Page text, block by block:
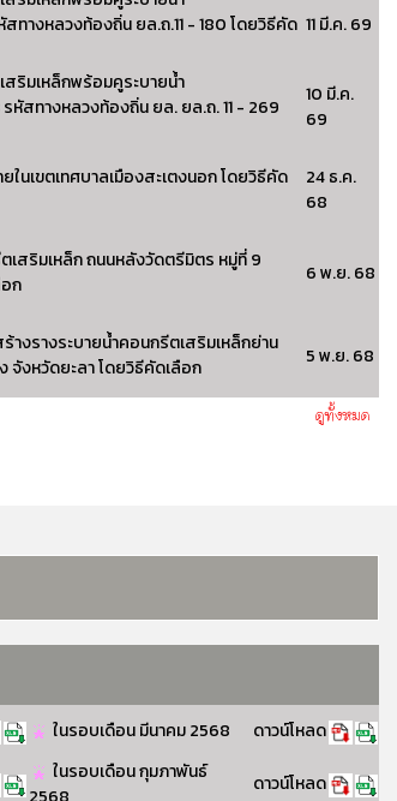
ทางหลวงท้องถิ่น ยล.ถ.11 - 180 โดยวิธีคัด 11 มี.ค. 69
สริมเหล็กพร้อมคูระบายน้ำ
หัสทางหลวงท้องถิ่น ยล. ยล.ถ. 11 - 269
10 มี.ค.
69
นเขตเทศบาลเมืองสะเตงนอก โดยวิธีคัด
24 ธ.ค.
68
เสริมเหล็ก ถนนหลังวัดตรีมิตร หมู่ที่ 9
ก
6 พ.ย. 68
างรางระบายน้ำคอนกรีตเสริมเหล็กย่าน
จังหวัดยะลา โดยวิธีคัดเลือก
5 พ.ย. 68
ในรอบเดือน มีนาคม 2568 ดาวน์โหลด
ในรอบเดือน กุมภาพันธ์
ดาวน์โหลด